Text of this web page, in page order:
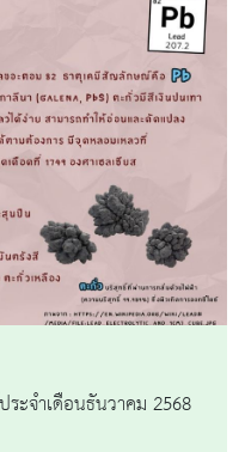
ระจำเดือนธันวาคม 2568